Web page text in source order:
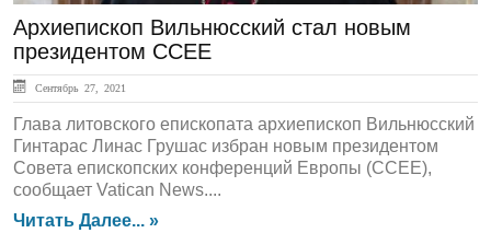
Архиепископ Вильнюсский стал новым
президентом CCEE
Сентябрь 27, 2021
Глава литовского епископата архиепископ Вильнюсский
Гинтарас Линас Грушас избран новым президентом
Совета епископских конференций Европы (ССЕЕ),
сообщает Vatican News....
Читать Далее... »